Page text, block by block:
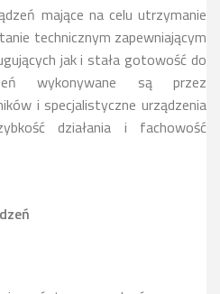
mające na celu utrzymanie
technicznym zapewniającym
jak i stała gotowość do
wykonywane są przez
i specjalistyczne urządzenia
działania i fachowość